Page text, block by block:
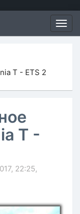
T - ETS 2
T -
22:25,